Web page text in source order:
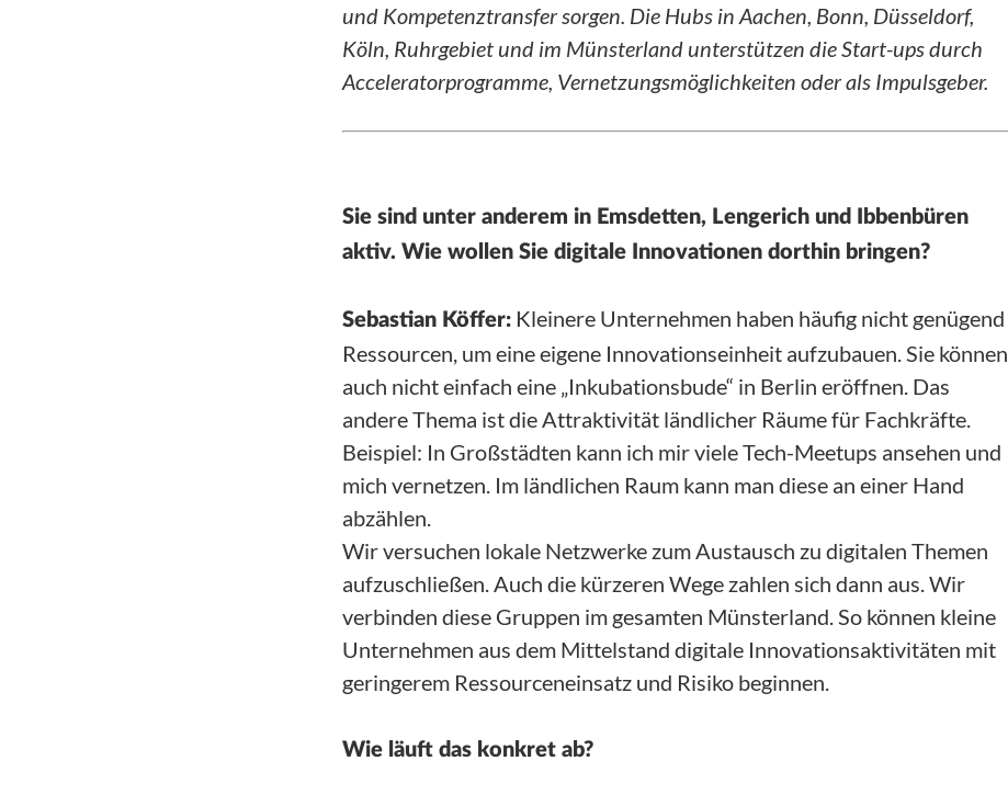
und Kompetenztransfer sorgen. Die Hubs in Aachen, Bonn, Düsseldorf,
Köln, Ruhrgebiet und im Münsterland unterstützen die Start-ups durch
Acceleratorprogramme, Vernetzungsmöglichkeiten oder als Impulsgeber.
Sie sind unter anderem in Emsdetten, Lengerich und Ibbenbüren
aktiv. Wie wollen Sie digitale Innovationen dorthin bringen?
Sebastian Köffer: Kleinere Unternehmen haben häufig nicht genügend
Ressourcen, um eine eigene Innovationseinheit aufzubauen. Sie können
auch nicht einfach eine „Inkubationsbude“ in Berlin eröffnen. Das
andere Thema ist die Attraktivität ländlicher Räume für Fachkräfte.
Beispiel: In Großstädten kann ich mir viele Tech-Meetups ansehen und
mich vernetzen. Im ländlichen Raum kann man diese an einer Hand
abzählen.
Wir versuchen lokale Netzwerke zum Austausch zu digitalen Themen
aufzuschließen. Auch die kürzeren Wege zahlen sich dann aus. Wir
verbinden diese Gruppen im gesamten Münsterland. So können kleine
Unternehmen aus dem Mittelstand digitale Innovationsaktivitäten mit
geringerem Ressourceneinsatz und Risiko beginnen.
Wie läuft das konkret ab?